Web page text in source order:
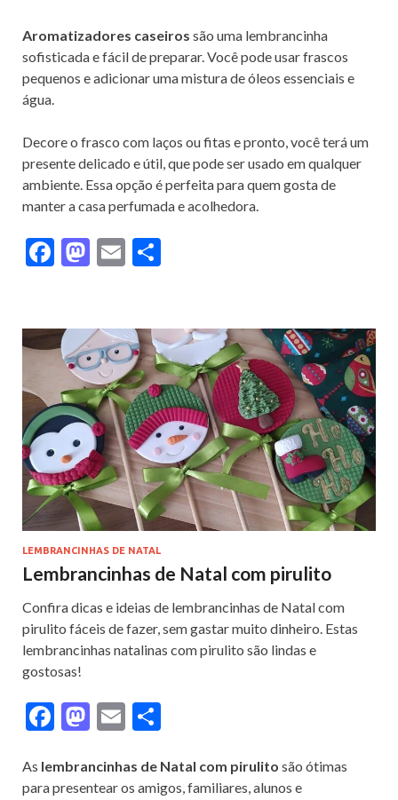
Aromatizadores caseiros são uma lembrancinha
sofisticada e fácil de preparar. Você pode usar frascos
pequenos e adicionar uma mistura de óleos essenciais e
água.
Decore o frasco com laços ou fitas e pronto, você terá um
presente delicado e útil, que pode ser usado em qualquer
ambiente. Essa opção é perfeita para quem gosta de
manter a casa perfumada e acolhedora.
F
b
o
o
k
M
d
o
n
E
l
e
LEMBRANCINHAS DE NATAL
Lembrancinhas de Natal com pirulito
Confira dicas e ideias de lembrancinhas de Natal com
pirulito fáceis de fazer, sem gastar muito dinheiro. Estas
lembrancinhas natalinas com pirulito são lindas e
gostosas!
F
e
M
to
E
ai ar
As lembrancinhas de Natal com pirulito são ótimas
para presentear os amigos, familiares, alunos e